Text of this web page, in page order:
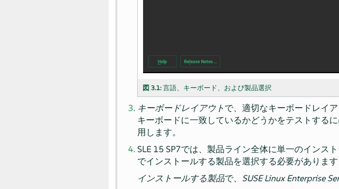
図 3.1:言語、キーボード、および製品選択
キーボードレイアウトで、適切なキーボードレイ
キーボードに一致しているかどうかをテストするに
用します。
SLE 15 SP7では、製品ライン全体に単一のインス
でインストールする製品を選択する必要があります
インストールする製品で、 SUSE Linux Enterprise